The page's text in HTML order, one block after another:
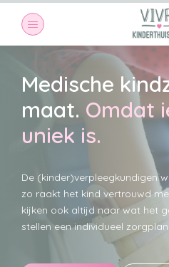
Medische
maat. Omdat
uniek is.
De (kinder)verpleegkundigen
zo raakt het kind vertrouwd
kijken ook altijd naar wat het
stellen een individueel